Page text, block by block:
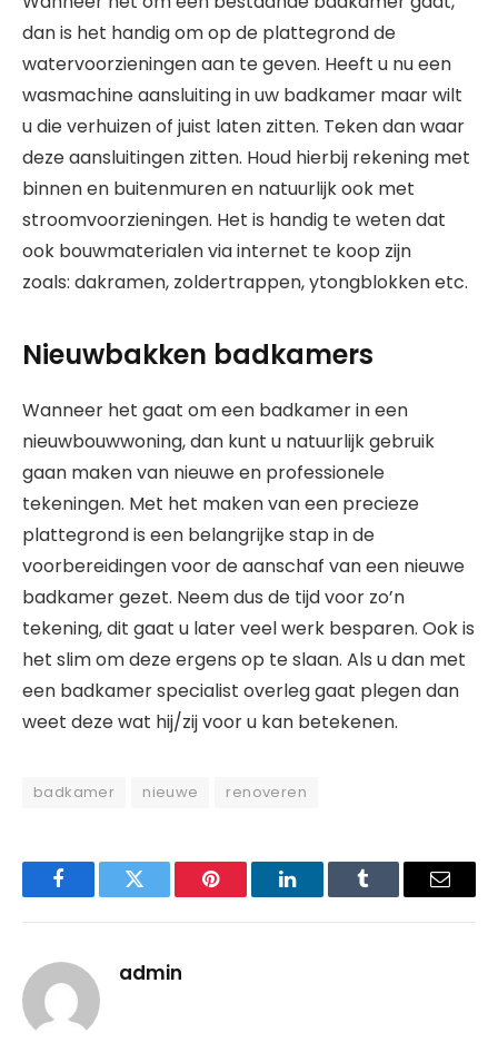
dan is het handig om op de plattegrond de
watervoorzieningen aan te geven. Heeft u nu een
wasmachine aansluiting in uw badkamer maar wilt
u die verhuizen of juist laten zitten. Teken dan waar
deze aansluitingen zitten. Houd hierbij rekening met
binnen en buitenmuren en natuurlijk ook met
stroomvoorzieningen. Het is handig te weten dat
ook bouwmaterialen via internet te koop zijn
zoals: dakramen, zoldertrappen, ytongblokken etc.
Nieuwbakken badkamers
Wanneer het gaat om een badkamer in een
nieuwbouwwoning, dan kunt u natuurlijk gebruik
gaan maken van nieuwe en professionele
tekeningen. Met het maken van een precieze
plattegrond is een belangrijke stap in de
voorbereidingen voor de aanschaf van een nieuwe
badkamer gezet. Neem dus de tijd voor zo’n
tekening, dit gaat u later veel werk besparen. Ook is
het slim om deze ergens op te slaan. Als u dan met
een badkamer specialist overleg gaat plegen dan
weet deze wat hij/zij voor u kan betekenen.
badkamer nieuwe renoveren
FacebookTwitter Pinterest LinkedInTumblr Email
admin